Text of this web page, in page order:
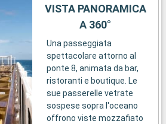
VISTA PANORAMICA
A 360°
Una passeggiata
spettacolare attorno al
ponte 8, animata da bar,
ristoranti e boutique. Le
sue passerelle vetrate
sospese sopra l'oceano
offrono viste mozzafiato